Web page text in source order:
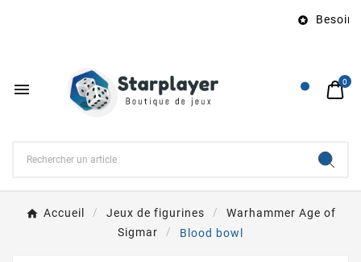
Besoin
 0
Accueil Jeux de figurines
Warhammer Age of
Sigmar
Blood bowl